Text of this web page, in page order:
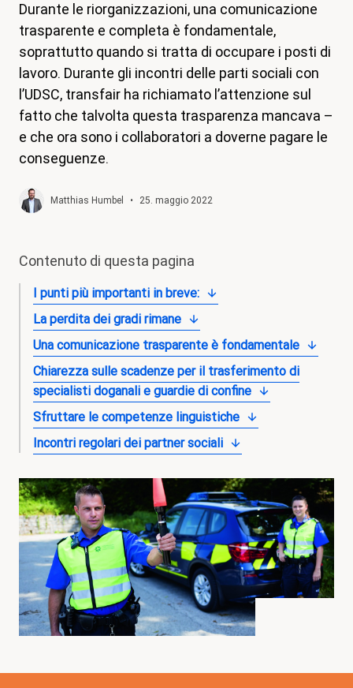
magazine
Shop
Contatto
Iniziativa per un congedo familiare
Il mio apprendistato. I miei diritti.
Durante le riorganizzazioni, una comunicazione
trasparente e completa è fondamentale,
soprattutto quando si tratta di occupare i posti di
lavoro. Durante gli incontri delle parti sociali con
l’UDSC, transfair ha richiamato l’attenzione sul
fatto che talvolta questa trasparenza mancava –
e che ora sono i collaboratori a doverne pagare le
conseguenze.
Matthias Humbel • 25. maggio 2022
Contenuto di questa pagina
I punti più importanti in breve:
La perdita dei gradi rimane
Una comunicazione trasparente è fondamentale
Chiarezza sulle scadenze per il trasferimento di
specialisti doganali e guardie di confine
Sfruttare le competenze linguistiche
Incontri regolari dei partner sociali